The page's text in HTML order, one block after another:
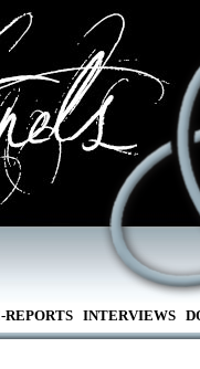
INTERVIEWS